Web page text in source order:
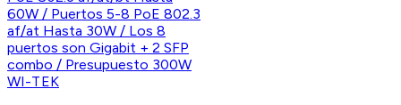
WI-TEK